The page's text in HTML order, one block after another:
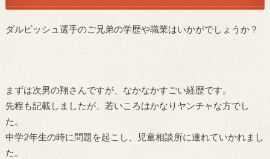
ダルビッシュ選手のご兄弟の学歴や職業はいかがでしょうか？
まずは次男の翔さんですが、なかなかすごい経歴です。
先程も記載しましたが、若いころはかなりヤンチャな方でし
た。
中学2年生の時に問題を起こし、児童相談所に連れていかれまし
た。